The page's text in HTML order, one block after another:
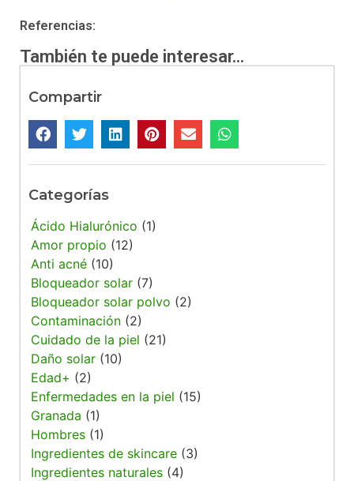
Referencias:
También te puede interesar...
Compartir
Categorías
Ácido Hialurónico (1)
Amor propio (12)
Anti acné (10)
Bloqueador solar (7)
Bloqueador solar polvo (2)
Contaminación (2)
Cuidado de la piel (21)
Daño solar (10)
Edad+ (2)
Enfermedades en la piel (15)
Granada (1)
Hombres (1)
Ingredientes de skincare (3)
Ingredientes naturales (4)